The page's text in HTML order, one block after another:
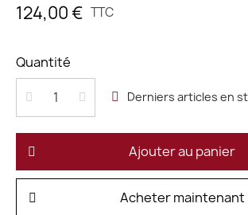
124,00 € TTC
Quantité
Derniers articles en
Ajouter au panier
Acheter maintenant